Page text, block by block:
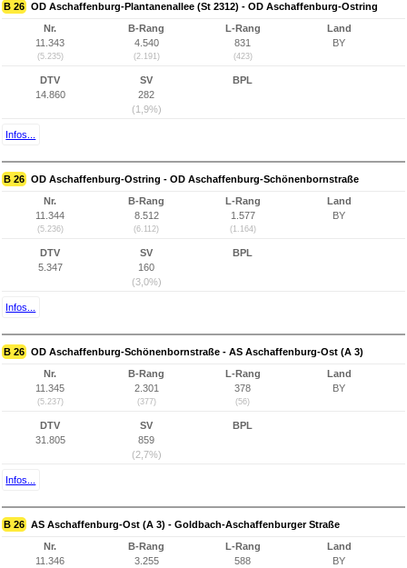
B 26 OD Aschaffenburg-Plantanenallee (St 2312) - OD Aschaffenburg-Ostring
Nr.
11.343
(5.235)
B-Rang
4.540
(2.191)
L-Rang
831
(423)
Land
BY
DTV
14.860
SV
282
(1,9%)
BPL
Infos...
B 26 OD Aschaffenburg-Ostring - OD Aschaffenburg-Schönenbornstraße
Nr.
11.344
(5.236)
B-Rang
8.512
(6.112)
L-Rang
1.577
(1.164)
Land
BY
DTV
5.347
SV
160
(3,0%)
BPL
Infos...
B 26 OD Aschaffenburg-Schönenbornstraße - AS Aschaffenburg-Ost (A 3)
Nr.
11.345
(5.237)
B-Rang
2.301
(377)
L-Rang
378
(56)
Land
BY
DTV
31.805
SV
859
(2,7%)
BPL
Infos...
B 26 AS Aschaffenburg-Ost (A 3) - Goldbach-Aschaffenburger Straße
Nr.
11.346
B-Rang
3.255
L-Rang
588
Land
BY